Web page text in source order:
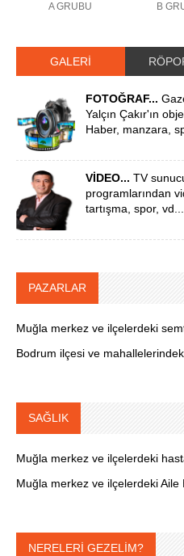
A GRUBU B
GALERİ
FOTOĞRAF...
Yalçın Çakır'ın
Haber, manzara,
VİDEO... TV
programlarından
tartışma, spor, vd...
PAZARLAR
Muğla merkez ve ilçelerdeki
Bodrum ilçesi ve
SAĞLIK
Muğla merkez ve ilçelerdeki
Muğla merkez ve ilçelerdeki Aile
NERELERİ GEZELİM?